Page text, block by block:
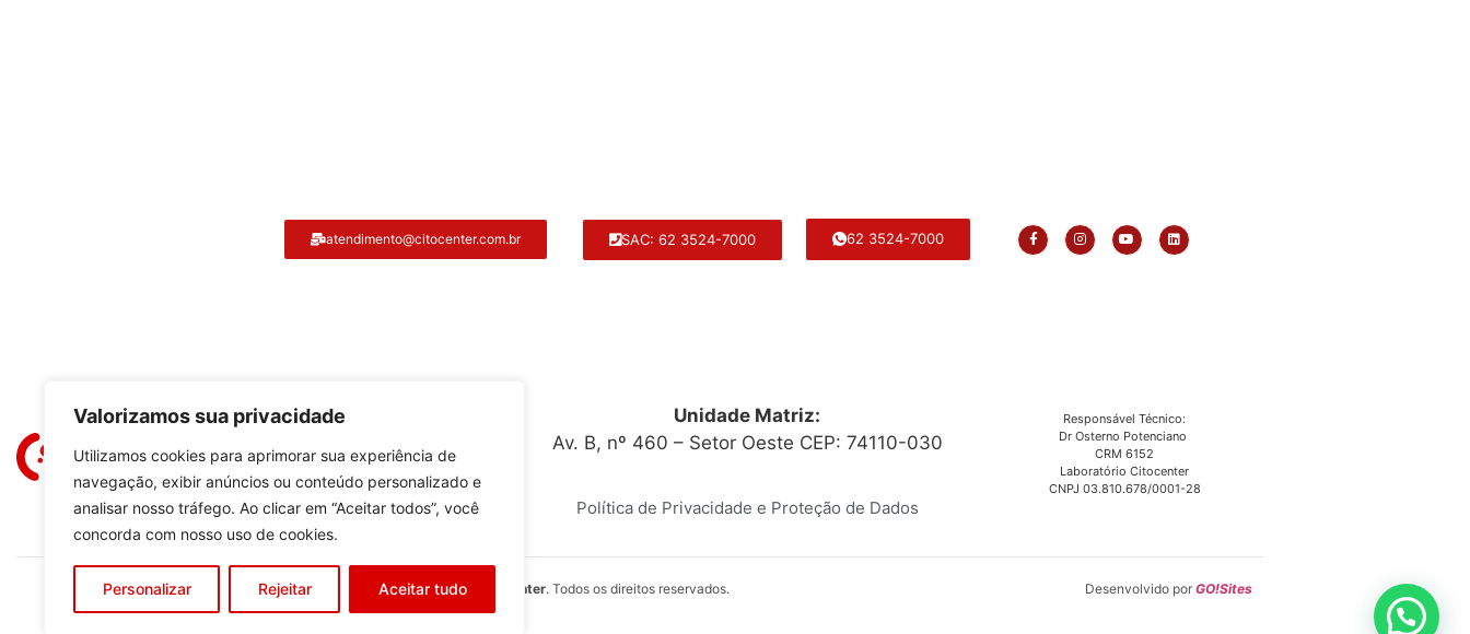
Valorizamos sua privacidade
Utilizamos cookies para aprimorar sua experiência de
navegação, exibir anúncios ou conteúdo personalizado e
analisar nosso tráfego. Ao clicar em “Aceitar todos”, você
concorda com nosso uso de cookies.
Personalizar Rejeitar Aceitar tudo
atendimento@citocenter.com.br SAC: 62 3524-7000 62 3524-7000
Unidade Matriz:
Av. B, nº 460 – Setor Oeste CEP: 74110-030
Política de Privacidade e Proteção de Dados
Responsável Técnico:
Dr Osterno Potenciano
CRM 6152
Laboratório Citocenter
CNPJ 03.810.678/0001-28
Copyright © 2023 Citocenter. Todos os direitos reservados. Desenvolvido porGO!Sites